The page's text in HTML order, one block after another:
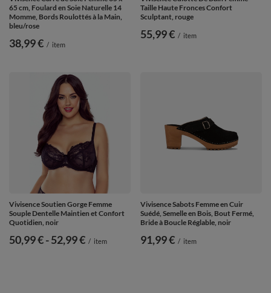
65 cm, Foulard en Soie Naturelle 14
Momme, Bords Roulottés à la Main,
bleu/rose
38,99 € / item
Taille Haute Fronces Confort
Sculptant, rouge
55,99 € / item
Vivisence Soutien Gorge Femme
Souple Dentelle Maintien et Confort
Quotidien, noir
de
50,99 €-vers le bas
52,99 € / item
Vivisence Sabots Femme en Cuir
Suédé, Semelle en Bois, Bout Fermé,
Bride à Boucle Réglable, noir
91,99 € / item